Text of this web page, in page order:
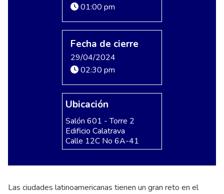
01:00 pm
Fecha de cierre
29/04/2024
02:30 pm
Ubicación
Salón 601 - Torre 2
Edificio Calatrava
Calle 12C No 6A-41
Las ciudades latinoamericanas tienen un gran reto en el